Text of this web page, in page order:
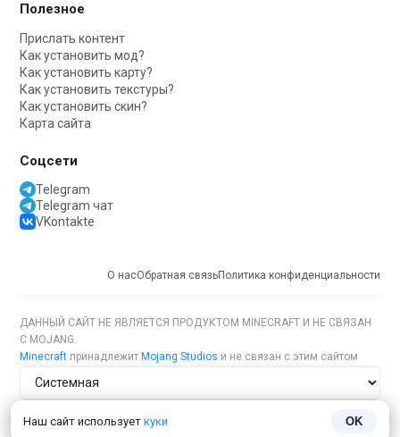
Наш сайт использует куки OK
Полезное
Прислать контент
Как установить мод?
Как установить карту?
Как установить текстуры?
Как установить скин?
Карта сайта
Соцсети
Telegram
Telegram чат
VKontakte
О насОбратная связьПолитика конфиденциальности
ДАННЫЙ САЙТ НЕ ЯВЛЯЕТСЯ ПРОДУКТОМ MINECRAFT И НЕ СВЯЗАН
С MOJANG.
Minecraft принадлежит Mojang Studios и не связан с этим сайтом
Тема сайта
Язык сайта